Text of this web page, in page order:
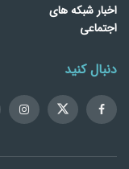
اخبار شبکه های
اجتماعی
دنبال کنید